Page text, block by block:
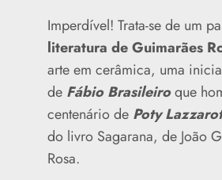
Imperdível! Trata-se de um
literatura de Guimarães
arte em cerâmica, uma
de Fábio Brasileiroque
centenário de Poty
do livro Sagarana, de João
Rosa.